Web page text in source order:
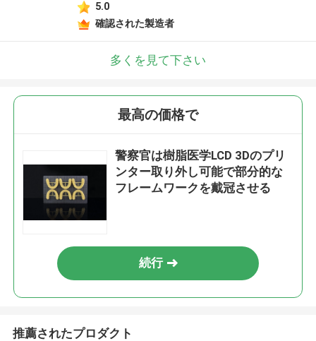
5.0
確認された製造者
多くを見て下さい
最高の価格で
警察官は樹脂医学LCD 3Dのプリ
ンター取り外し可能で部分的な
フレームワークを戴冠させる
続行
推薦されたプロダクト